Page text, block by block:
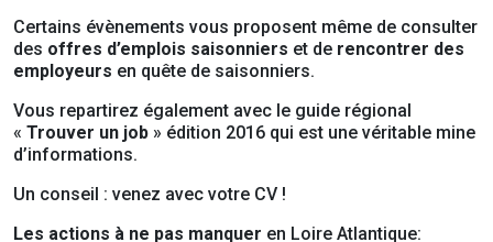
Certains évènements vous proposent même de consulter
des offres d’emplois saisonniers et de rencontrer des
employeurs en quête de saisonniers.
Vous repartirez également avec le guide régional
« Trouver un job » édition 2016 qui est une véritable mine
d’informations.
Un conseil : venez avec votre CV !
Les actions à ne pas manquer en Loire Atlantique: